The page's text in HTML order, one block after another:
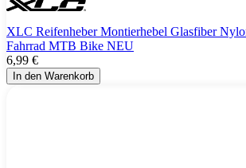
XLC Reifenheber Montierhebel Glasfiber
Fahrrad MTB Bike NEU
6,99 €
In den Warenkorb